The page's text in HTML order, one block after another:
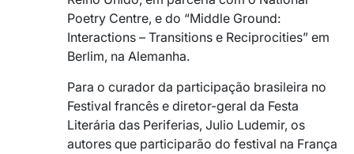
Poetry Centre, e do “Middle Ground:
Interactions – Transitions e Reciprocities” em
Berlim, na Alemanha.
Para o curador da participação brasileira no
Festival francês e diretor-geral da Festa
Literária das Periferias, Julio Ludemir, os
autores que participarão do festival na França